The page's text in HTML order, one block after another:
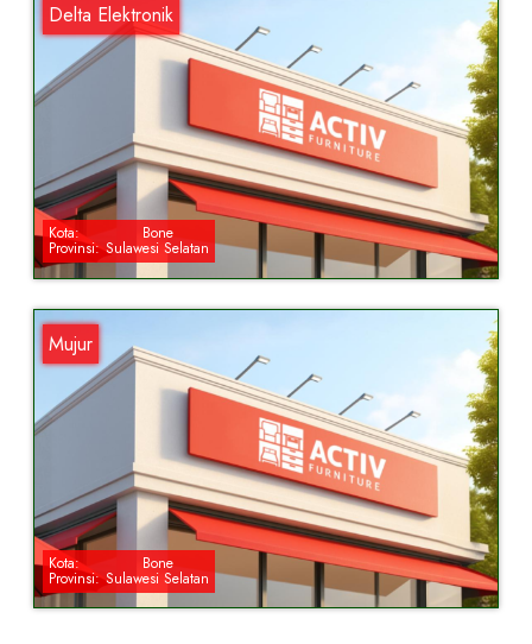
Delta Elektronik
Kota: Bone
Provinsi: Sulawesi Selatan
Mujur
Kota: Bone
Provinsi: Sulawesi Selatan